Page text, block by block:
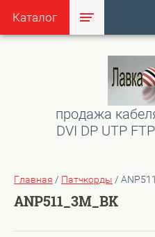
Каталог
продажа
DVI DP UTP
Главная / Патчкорды /
ANP511_3M_BK